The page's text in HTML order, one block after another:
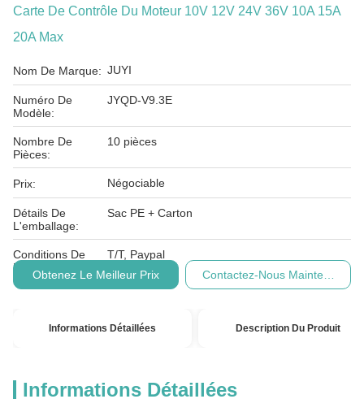
Carte De Contrôle Du Moteur 10V 12V 24V 36V 10A 15A
20A Max
Nom De Marque: JUYI
Numéro De
Modèle:
JYQD-V9.3E
Nombre De
Pièces:
10 pièces
Prix: Négociable
Détails De
L'emballage:
Sac PE + Carton
Conditions De
Paiement:
T/T, Paypal
Obtenez Le Meilleur Prix
Contactez-Nous Maintenant
Informations Détaillées Description Du Produit
Informations Détaillées